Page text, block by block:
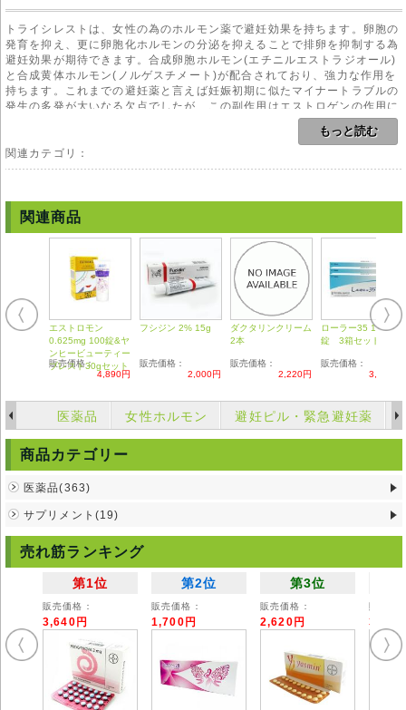
トライシレストは、女性の為のホルモン薬で避妊効果を持ちます。卵胞の
発育を抑え、更に卵胞化ホルモンの分泌を抑えることで排卵を抑制する為
避妊効果が期待できます。合成卵胞ホルモン(エチニルエストラジオール)
と合成黄体ホルモン(ノルゲスチメート)が配合されており、強力な作用を
持ちます。これまでの避妊薬と言えば妊娠初期に似たマイナートラブルの
発生の多発が大いなる欠点でしたが、この副作用はエストロゲンの作用に
よるものでした。本剤は従来の避妊薬と比較して女性ホルモン・エストロ
ゲンの含有量が少なくなり、副作用の発生率はきわめて少なくなり、女性
の身体にとっても負担が少なくなりました。
また本剤は3相性のピルであり、内服の時期によって合成黄体ホルモンの
ただし3種類のピル(プラセボ錠を含めば4種類)が1シートに混在し更に飲
む順番が決まっております。指示通りに内服すれば体に負担のない確実な
避妊薬としての効果を発揮できますが、1度順番を誤ると不正出血が起き
たり避妊効果に影響を及ぼすことがありますのでご注意が必要です。
しかし本剤はシートに矢印が明記されており、順番が分かりやすいので飲
み間違えのリスクは軽減されております。
用法
本剤のご使用にあたりましては、医師や薬剤師の管理・指導の下で適切な
使用をお願い致します。
従来のピルよりも副作用の発生率は格段に低下しておりますが、ごく稀に
次の様な症状が現れることがあります。しかし2シートほど内服を続けホ
ルモン環境に馴れた頃に改善されます。
【不正出血】【悪心】【食欲減退】【神経過敏】【焦燥感】【乳房の張
り】など
注意事項
◆トライレイシストは、日本国内においては医師の処方を必要とする【要
指示薬】です。
◆本剤の説明文は英文記載の能書を翻訳したものである為、使用方法等が
日本における医療従事者の見解と異なる場合がありますのでご留意くださ
い。
◆輸入医薬品はご自身の責任の上で、第三者に譲渡せずご自身にてご使用
◆詳細は掛かり付けの医師または薬剤師にご相談ください。
◆弊社ではどのような責任も受けかねますのでご了承ください。
もっと読む
関連カテゴリ：
関連商品
エストロモン
0.625mg 100錠&ヤ
ンヒービューティー
ブレスト30gセット
販売価格：
4,890円
フシジン 2% 15g
販売価格：
2,000円
ダクタリンクリーム
2本
販売価格：
2,220円
ローラー35 1箱21
錠 3箱セット
販売価格：
3,150円
医薬品 女性ホルモン 避妊ピル・緊急避妊薬
商品カテゴリー
医薬品(363)
サプリメント(19)
売れ筋ランキング
第1位
販売価格：
3,640円
第2位
販売価格：
1,700円
第3位
販売価格：
2,620円 3,550